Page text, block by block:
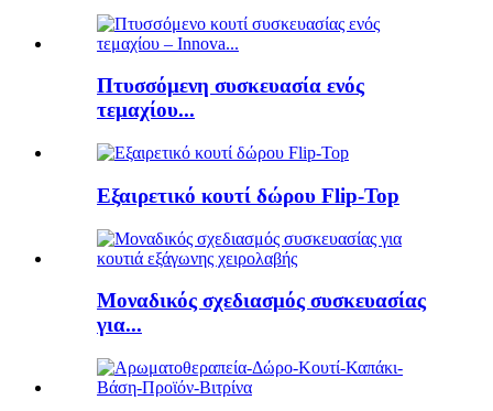
Πτυσσόμενη συσκευασία ενός
τεμαχίου...
Εξαιρετικό κουτί δώρου Flip-Top
Μοναδικός σχεδιασμός συσκευασίας
για...